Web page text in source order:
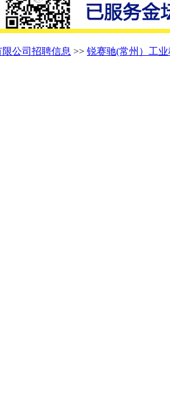
公司招聘信息 >> 锐赛驰(常州）工